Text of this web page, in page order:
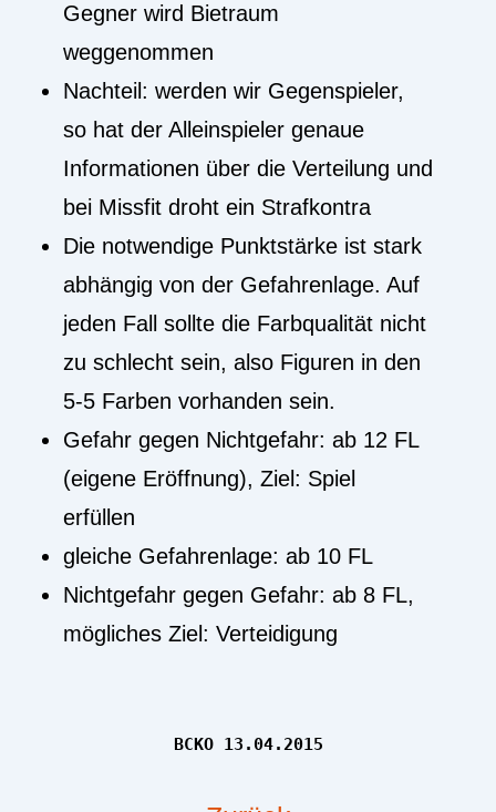
Gegner wird Bietraum
weggenommen
Nachteil: werden wir Gegenspieler,
so hat der Alleinspieler genaue
Informationen über die Verteilung und
bei Missfit droht ein Strafkontra
Die notwendige Punktstärke ist stark
abhängig von der Gefahrenlage. Auf
jeden Fall sollte die Farbqualität nicht
zu schlecht sein, also Figuren in den
5-5 Farben vorhanden sein.
Gefahr gegen Nichtgefahr: ab 12 FL
(eigene Eröffnung), Ziel: Spiel
erfüllen
gleiche Gefahrenlage: ab 10 FL
Nichtgefahr gegen Gefahr: ab 8 FL,
mögliches Ziel: Verteidigung
BCKO 13.04.2015